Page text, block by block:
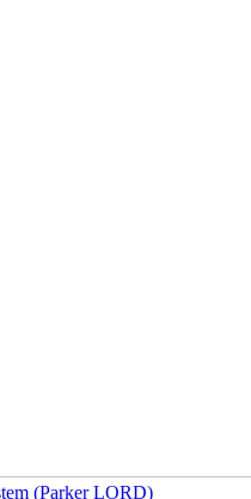
(Parker LORD)